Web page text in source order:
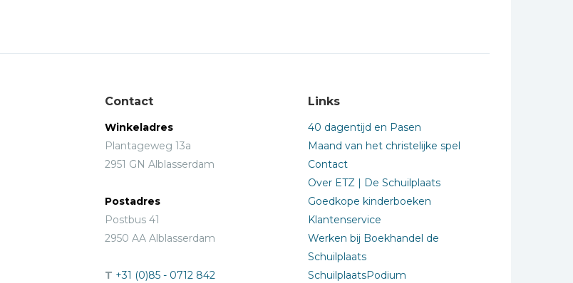
Contact
Winkeladres
Plantageweg 13a
2951 GN Alblasserdam
Postadres
Postbus 41
2950 AA Alblasserdam
T +31 (0)85 - 0712 842
Links
40 dagentijd en Pasen
Maand van het christelijke spel
Contact
Over ETZ | De Schuilplaats
Goedkope kinderboeken
Klantenservice
Werken bij Boekhandel de
Schuilplaats
SchuilplaatsPodium